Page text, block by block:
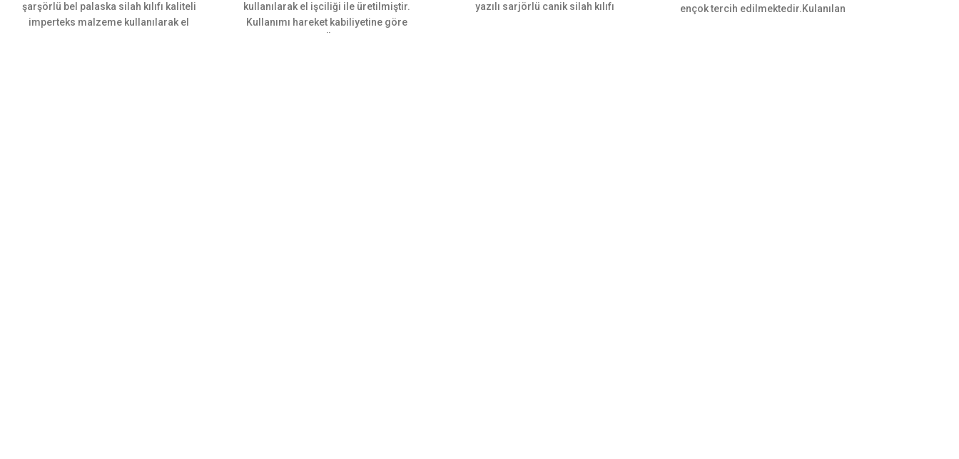
şarşörlü bel palaska silah kılıfı kaliteli
imperteks malzeme kullanılarak el
kullanılarak el işciliği ile üretilmiştir.
Kullanımı hareket kabiliyetine göre
yazılı sarjörlü canik silah kılıfı
ençok tercih edilmektedir.Kulanılan